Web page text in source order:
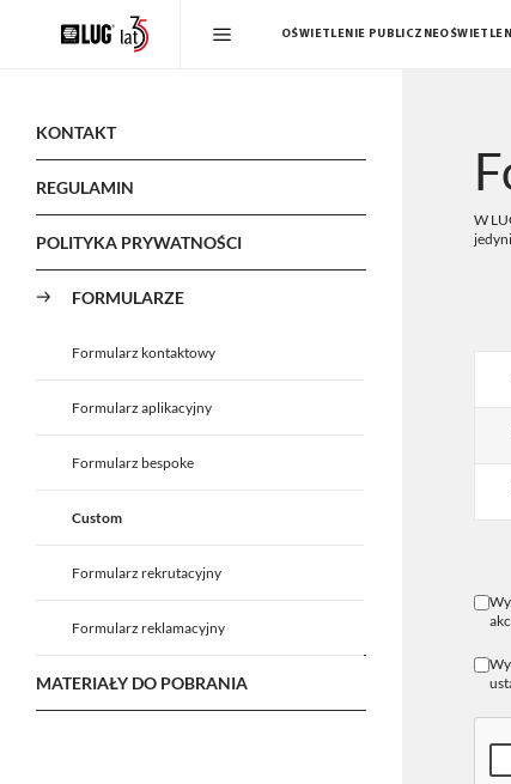
OŚWIETLENIE PUBLICZNE
KONTAKT
REGULAMIN
POLITYKA PRYWATNOŚCI
FORMULARZE
Formularz kontaktowy
Formularz aplikacyjny
Formularz bespoke
Custom
Formularz rekrutacyjny
Formularz reklamacyjny
MATERIAŁY DO POBRANIA
W